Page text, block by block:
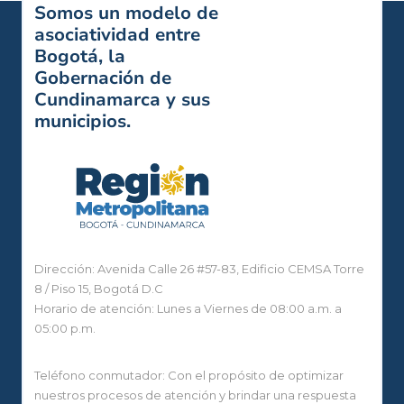
Somos un modelo de
asociatividad entre
Bogotá, la
Gobernación de
Cundinamarca y sus
municipios.
Dirección: Avenida Calle 26 #57-83, Edificio CEMSA Torre
8 / Piso 15, Bogotá D.C
Horario de atención: Lunes a Viernes de 08:00 a.m. a
05:00 p.m.
Teléfono conmutador: Con el propósito de optimizar
nuestros procesos de atención y brindar una respuesta